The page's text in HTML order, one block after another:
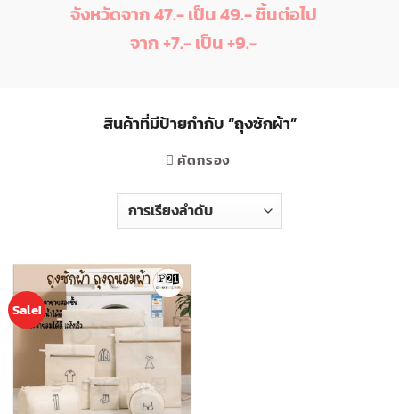
จังหวัดจาก 47.- เป็น 49.- ชิ้นต่อไป
จาก +7.- เป็น +9.-
สินค้าที่มีป้ายกำกับ “ถุงซักผ้า”
คัดกรอง
Sale!